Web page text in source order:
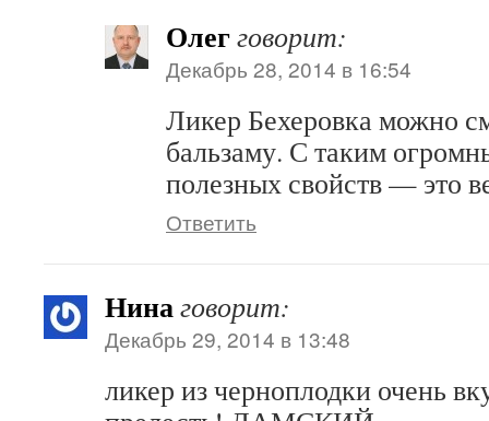
Олегговорит:
Декабрь 28, 2014 в 16:54
Ликер Бехеровка можно
бальзаму. С таким
полезных свойств — это
Ответить
Нинаговорит:
Декабрь 29, 2014 в 13:48
ликер из черноплодки очень